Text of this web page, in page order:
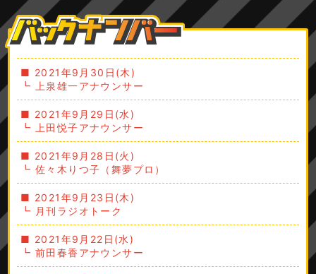
■ 2021年9月30日(木)
┗ 上泉雄一アナウンサー
■ 2021年9月29日(水)
┗ 上田悦子アナウンサー
■ 2021年9月28日(火)
┗ 佐々木りつ子（舞夢プロ）
■ 2021年9月23日(木)
┗ 月刊ラジオトーク
■ 2021年9月22日(水)
┗ 前田春香アナウンサー